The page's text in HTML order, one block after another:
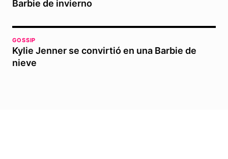
Barbie de invierno
GOSSIP
Kylie Jenner se convirtió en una Barbie de
nieve